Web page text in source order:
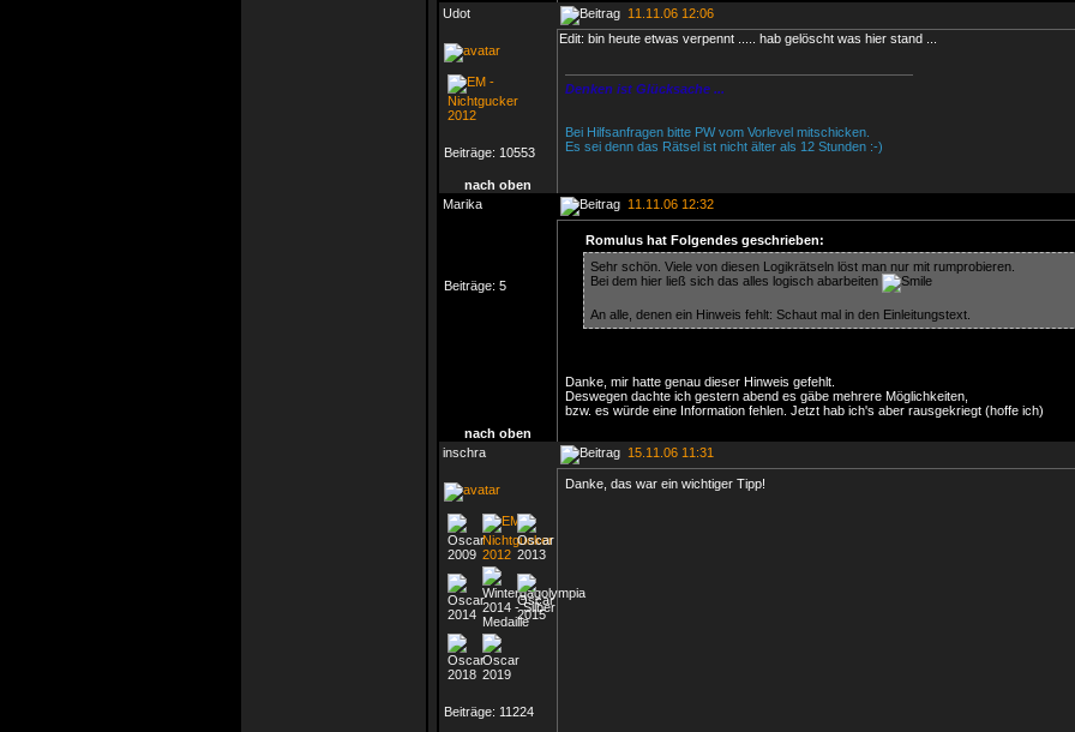
Udot
11.11.06 12:06
Beiträge: 10553
Edit: bin heute etwas verpennt ..... hab gelöscht was hier stand ...
Denken ist Glücksache ...
Bei Hilfsanfragen bitte PW vom Vorlevel mitschicken.
Es sei denn das Rätsel ist nicht älter als 12 Stunden :-)
nach oben
Marika
11.11.06 12:32
Beiträge: 5
Romulus hat Folgendes geschrieben:
Sehr schön. Viele von diesen Logikrätseln löst man nur mit rumprobieren.
Bei dem hier ließ sich das alles logisch abarbeiten
An alle, denen ein Hinweis fehlt: Schaut mal in den Einleitungstext.
Danke, mir hatte genau dieser Hinweis gefehlt.
Deswegen dachte ich gestern abend es gäbe mehrere Möglichkeiten,
bzw. es würde eine Information fehlen. Jetzt hab ich's aber rausgekriegt (hoffe ich)
nach oben
inschra
15.11.06 11:31
Beiträge: 11224
Danke, das war ein wichtiger Tipp!